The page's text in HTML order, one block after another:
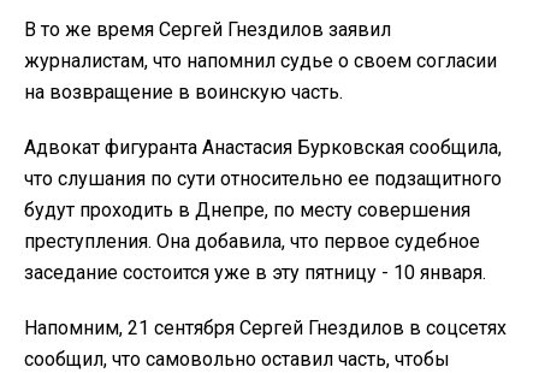
В то же время Сергей Гнездилов заявил
журналистам, что напомнил судье о своем согласии
на возвращение в воинскую часть.
Адвокат фигуранта Анастасия Бурковская сообщила,
что слушания по сути относительно ее подзащитного
будут проходить в Днепре, по месту совершения
преступления. Она добавила, что первое судебное
заседание состоится уже в эту пятницу - 10 января.
Напомним, 21 сентября Сергей Гнездилов в соцсетях
сообщил, что самовольно оставил часть, чтобы